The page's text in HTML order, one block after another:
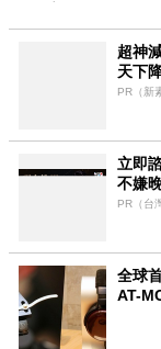
超神
天下
PR（新
立即
不嫌
PR（台
全球
AT-